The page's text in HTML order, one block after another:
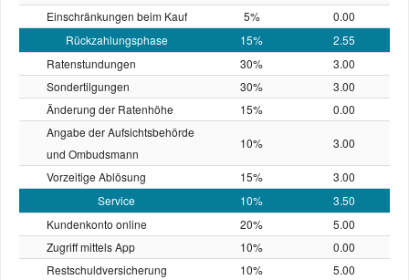
Einschränkungen beim Kauf 5%
0.00
Rückzahlungsphase
15%
2.55
Ratenstundungen
30%
3.00
Sondertilgungen
30%
3.00
Änderung der Ratenhöhe
15%
0.00
Angabe der Aufsichtsbehörde
und Ombudsmann
10% 3.00
Vorzeitige Ablösung 15%
3.00
Service
10%
3.50
Kundenkonto online
20%
5.00
Zugriff mittels App
10%
0.00
Restschuld­versicherung
10%
5.00